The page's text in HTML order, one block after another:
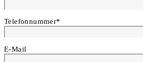
Telefonnummer*
E-Mail